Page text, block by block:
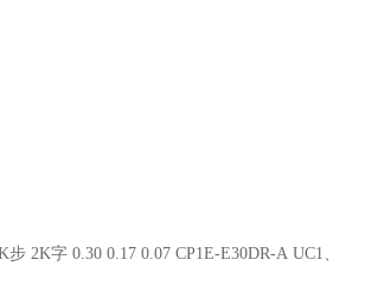
步 2K字 0.30 0.17 0.07 CP1E-E30DR-A UC1、